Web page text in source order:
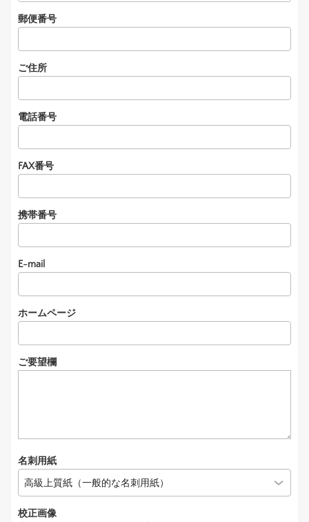
郵便番号
ご住所
電話番号
FAX番号
携帯番号
E-mail
ホームページ
ご要望欄
名刺用紙
校正画像